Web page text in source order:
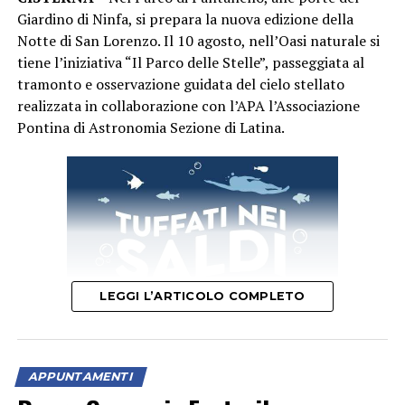
Giardino di Ninfa, si prepara la nuova edizione della
Notte di San Lorenzo. Il 10 agosto, nell’Oasi naturale si
tiene l’iniziativa “Il Parco delle Stelle”, passeggiata al
tramonto e osservazione guidata del cielo stellato
realizzata in collaborazione con l’APA l’Associazione
Pontina di Astronomia Sezione di Latina.
“Un’occasione per vivere la natura al calar del sole e
LEGGI L’ARTICOLO COMPLETO
APPUNTAMENTI